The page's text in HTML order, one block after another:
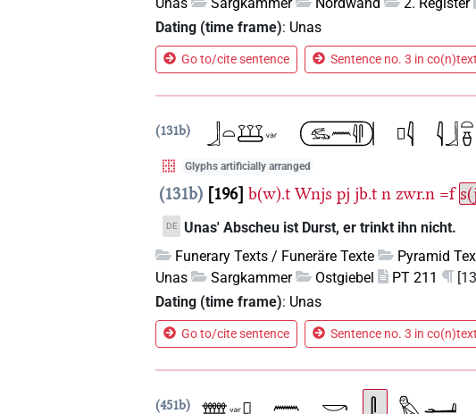
Dating (time frame): Unas
Go to/cite sentence Sentence no. 3 in co(n)text
131b
Glyphs artificially arranged
131b 196 b(w).t Wnjs pj jb.t n zwr.n =f
DE
Unas' Abscheu ist Durst, er trinkt ihn nicht.
Funerary Texts / Funeräre Texte
Pyramid
Unas
Sargkammer Ostgiebel PT 211
Dating (time frame): Unas
Go to/cite sentence Sentence no. 3 in co(n)text
451b